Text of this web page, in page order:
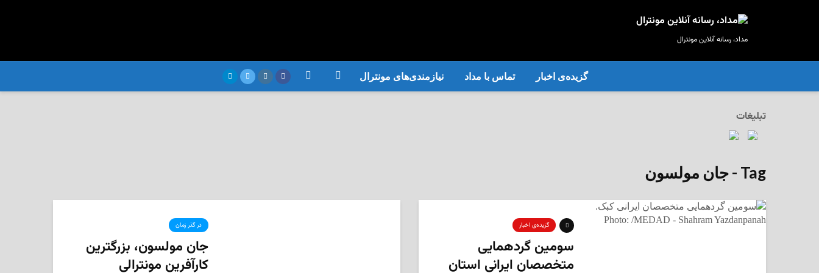
مداد، رسانه آنلاین مونترال
گزیده‌ی‌ اخبار تماس با مداد نیازمندی‌های مونترال
تبلیغات
Tag - جان مولسون
گزیده‌ی‌ اخبار
سومین گردهمایی
متخصصان ایرانی استان
در گذر زمان
جان مولسون، بزرگترین
کارآفرین مونترالی